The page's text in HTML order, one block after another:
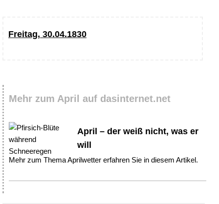
Freitag, 30.04.1830
Mehr zum April auf dasinternet.net
April – der weiß nicht, was er
will
Mehr zum Thema Aprilwetter erfahren Sie in diesem Artikel.